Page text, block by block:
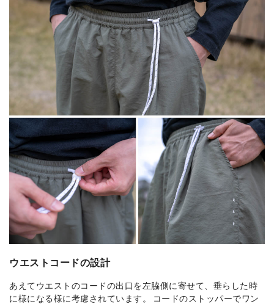
ウエストコードの設計
あえてウエストのコードの出口を左脇側に寄せて、垂らした時
に様になる様に考慮されています。 コードのストッパーでワン